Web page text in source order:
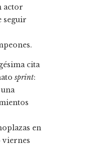
actor
seguir
cita
sprint:
en
viernes